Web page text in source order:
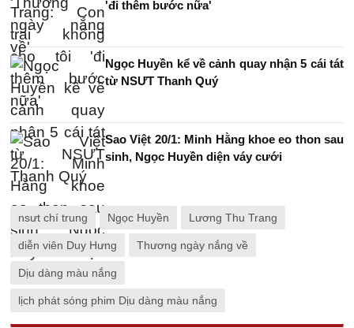
'đi thêm bước nữa'
Ngọc Huyền kể về cảnh quay nhận 5 cái tát
từ NSƯT Thanh Quý
Sao Việt 20/1: Minh Hằng khoe eo thon sau
sinh, Ngọc Huyền diện váy cưới
nsưt chí trung Ngọc Huyền Lương Thu Trang
diễn viên Duy Hưng Thương ngày nắng về
Dịu dàng màu nắng
lịch phát sóng phim Dịu dàng màu nắng